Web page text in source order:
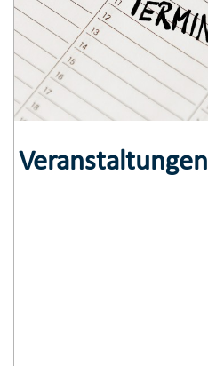
Veranstaltungen